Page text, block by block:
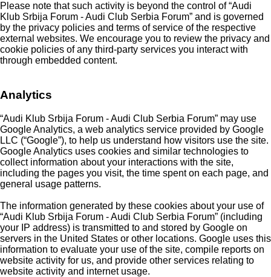
Please note that such activity is beyond the control of “Audi
Klub Srbija Forum - Audi Club Serbia Forum” and is governed
by the privacy policies and terms of service of the respective
external websites. We encourage you to review the privacy and
cookie policies of any third-party services you interact with
through embedded content.
Analytics
“Audi Klub Srbija Forum - Audi Club Serbia Forum” may use
Google Analytics, a web analytics service provided by Google
LLC (“Google”), to help us understand how visitors use the site.
Google Analytics uses cookies and similar technologies to
collect information about your interactions with the site,
including the pages you visit, the time spent on each page, and
general usage patterns.
The information generated by these cookies about your use of
“Audi Klub Srbija Forum - Audi Club Serbia Forum” (including
your IP address) is transmitted to and stored by Google on
servers in the United States or other locations. Google uses this
information to evaluate your use of the site, compile reports on
website activity for us, and provide other services relating to
website activity and internet usage.